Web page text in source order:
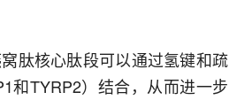
肽核心肽段可以通过氢键和疏
和TYRP2）结合，从而进一步